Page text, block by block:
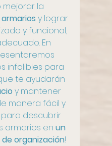
mejorar la
y lograr
y funcional,
En
infalibles para
te ayudarán
y mantener
manera fácil y
para descubrir
armarios en un
organización!